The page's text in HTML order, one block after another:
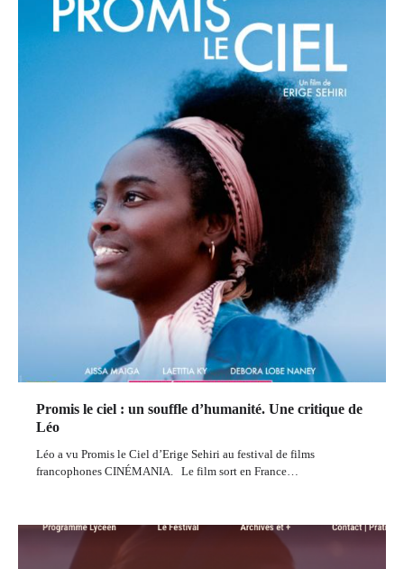
Promis le ciel : un souffle d’humanité. Une critique de
Léo
Léo a vu Promis le Ciel d’Erige Sehiri au festival de films
francophones CINÉMANIA. Le film sort en France…